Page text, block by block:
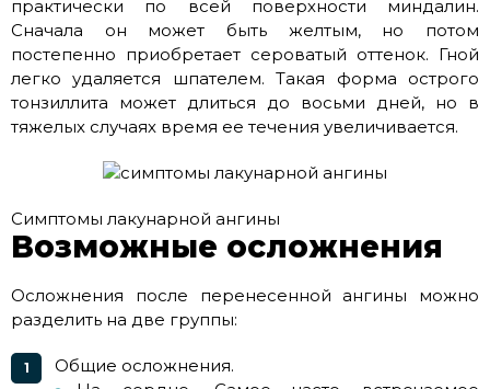
практически по всей поверхности миндалин.
Сначала он может быть желтым, но потом
постепенно приобретает сероватый оттенок. Гной
легко удаляется шпателем. Такая форма острого
тонзиллита может длиться до восьми дней, но в
тяжелых случаях время ее течения увеличивается.
Симптомы лакунарной ангины
Возможные осложнения
Осложнения после перенесенной ангины можно
разделить на две группы:
Общие осложнения.